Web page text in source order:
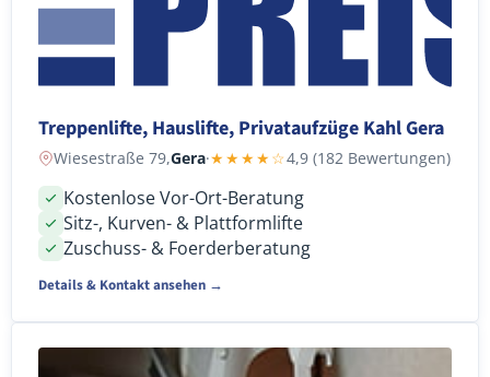
Treppenlifte, Hauslifte, Privataufzüge Kahl Gera
Wiesestraße 79,Gera·★★★★☆4,9 (182 Bewertungen)
Kostenlose Vor-Ort-Beratung
Sitz-, Kurven- & Plattformlifte
Zuschuss- & Foerderberatung
Details & Kontakt ansehen →